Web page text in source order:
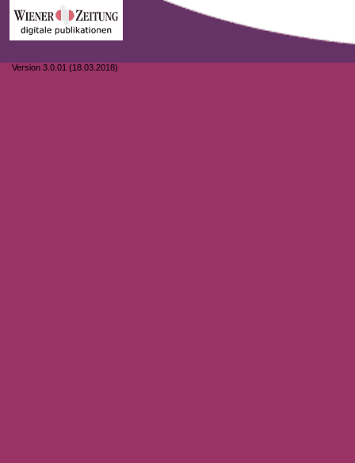
Version 3.0.01 (18.03.2018)